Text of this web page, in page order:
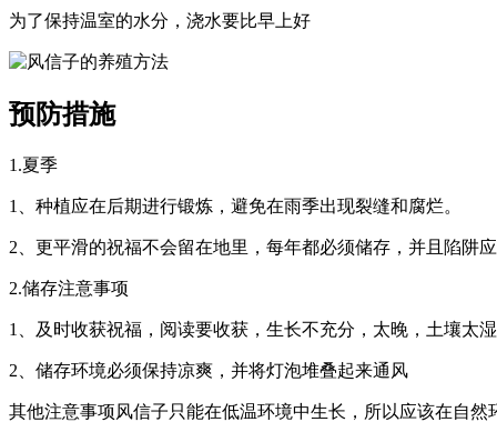
为了保持温室的水分，浇水要比早上好
预防措施
1.夏季
1、种植应在后期进行锻炼，避免在雨季出现裂缝和腐烂。
2、更平滑的祝福不会留在地里，每年都必须储存，并且陷阱
2.储存注意事项
1、及时收获祝福，阅读要收获，生长不充分，太晚，土壤太湿
2、储存环境必须保持凉爽，并将灯泡堆叠起来通风
其他注意事项风信子只能在低温环境中生长，所以应该在自